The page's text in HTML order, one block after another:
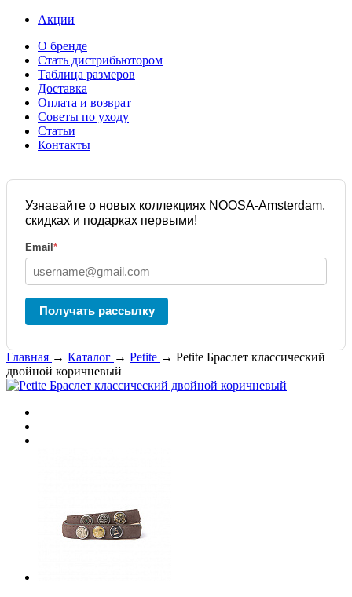
Акции
О бренде
Стать дистрибьютором
Таблица размеров
Доставка
Оплата и возврат
Советы по уходу
Статьи
Контакты
Узнавайте о новых коллекциях NOOSA-Amsterdam,
скидках и подарках первыми!
Email *
Получать рассылку
Главная → Каталог → Petite → Petite Браслет классический
двойной коричневый